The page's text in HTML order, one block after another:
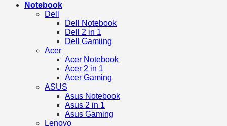
Notebook
Dell
Dell Notebook
Dell 2 in 1
Dell Gamiing
Acer
Acer Notebook
Acer 2 in 1
Acer Gaming
ASUS
Asus Notebook
Asus 2 in 1
Asus Gaming
Lenovo